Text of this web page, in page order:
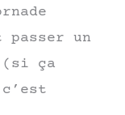
un
(si ça